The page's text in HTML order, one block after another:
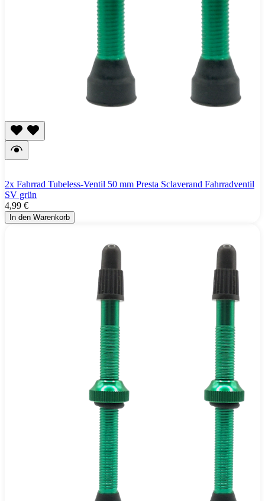
2x Fahrrad Tubeless-Ventil 50 mm Presta Sclaverand Fahrradventil
SV grün
4,99 €
In den Warenkorb